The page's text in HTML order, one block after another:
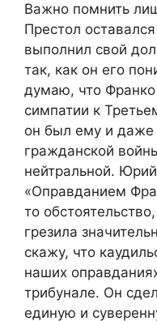
Важно помнить
Престол
выполнил свой
так, как он его
думаю, что
симпатии к
он был ему и даже
гражданской
нейтральной.
«Оправданием
то
грезила
скажу, что
наших
трибунале. Он
единую и